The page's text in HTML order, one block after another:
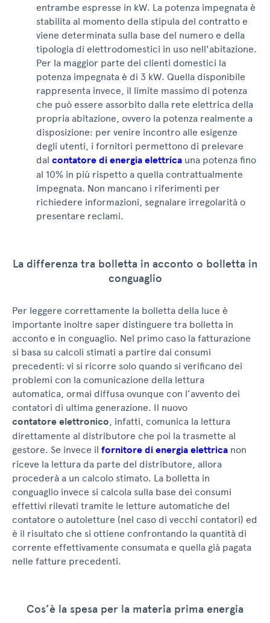
entrambe espresse in kW. La potenza impegnata è
stabilita al momento della stipula del contratto e
viene determinata sulla base del numero e della
tipologia di elettrodomestici in uso nell'abitazione.
Per la maggior parte dei clienti domestici la
potenza impegnata è di 3 kW. Quella disponibile
rappresenta invece, il limite massimo di potenza
che può essere assorbito dalla rete elettrica della
propria abitazione, ovvero la potenza realmente a
disposizione: per venire incontro alle esigenze
degli utenti, i fornitori permettono di prelevare
dal contatore di energia elettrica una potenza fino
al 10% in più rispetto a quella contrattualmente
impegnata. Non mancano i riferimenti per
richiedere informazioni, segnalare irregolarità o
presentare reclami.
La differenza tra bolletta in acconto o bolletta in
conguaglio
Per leggere correttamente la bolletta della luce è
importante inoltre saper distinguere tra bolletta in
acconto e in conguaglio. Nel primo caso la fatturazione
si basa su calcoli stimati a partire dai consumi
precedenti: vi si ricorre solo quando si verificano dei
problemi con la comunicazione della lettura
automatica, ormai diffusa ovunque con l’avvento dei
contatori di ultima generazione. Il nuovo
contatore elettronico, infatti, comunica la lettura
direttamente al distributore che poi la trasmette al
gestore. Se invece il fornitore di energia elettrica non
riceve la lettura da parte del distributore, allora
procederà a un calcolo stimato. La bolletta in
conguaglio invece si calcola sulla base dei consumi
effettivi rilevati tramite le letture automatiche del
contatore o autoletture (nel caso di vecchi contatori) ed
è il risultato che si ottiene confrontando la quantità di
corrente effettivamente consumata e quella già pagata
nelle fatture precedenti.
Cos’è la spesa per la materia prima energia